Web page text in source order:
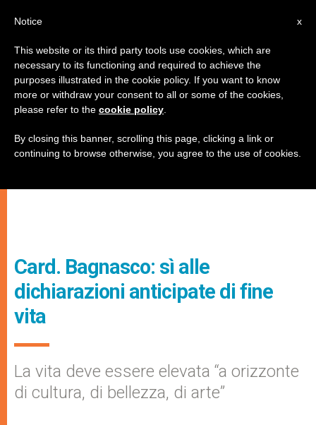
Card. Bagnasco: sì alle
dichiarazioni anticipate di fine
vita
La vita deve essere elevata “a orizzonte
di cultura, di bellezza, di arte”
x
Notice
This website or its third party tools use cookies, which are
necessary to its functioning and required to achieve the
purposes illustrated in the cookie policy. If you want to know
more or withdraw your consent to all or some of the cookies,
please refer to the cookie policy
By closing this banner, scrolling this page, clicking a link or
continuing to browse otherwise, you agree to the use of cookies.